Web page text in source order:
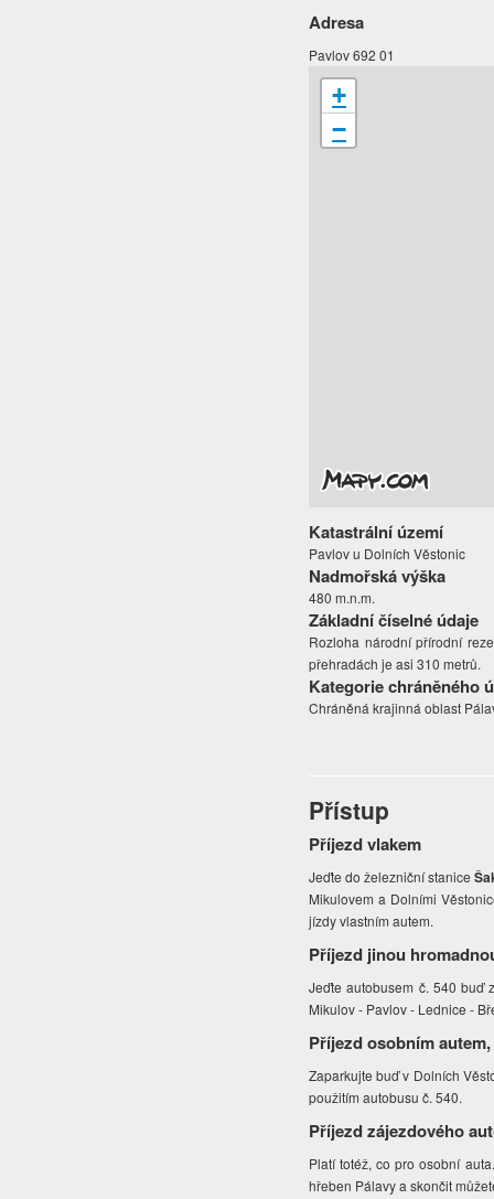
Adresa
Pavlov 692 01
+
−
Katastrální území
Pavlov u Dolních Věstonic
Nadmořská výška
480 m.n.m.
Základní číselné údaje
Rozloha národní přírodní
přehradách je asi 310 metrů.
Kategorie chráněného
Chráněná krajinná oblast
Přístup
Příjezd vlakem
Jeďte do železniční stanice
Mikulovem a Dolními
jízdy vlastním autem.
Příjezd jinou
Jeďte autobusem č. 540 buď
Mikulov - Pavlov - Lednice -
Příjezd osobním
Zaparkujte buď v Dolních
použitím autobusu č. 540.
Příjezd zájezdového
Platí totéž, co pro osobní
hřeben Pálavy a skončit